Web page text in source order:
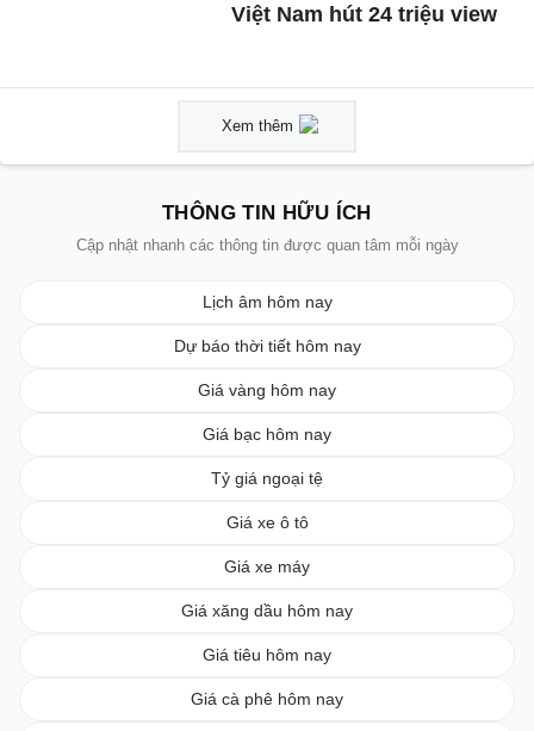
Việt Nam hút 24 triệu view
Xem thêm
THÔNG TIN HỮU ÍCH
Cập nhật nhanh các thông tin được quan tâm mỗi ngày
Lịch âm hôm nay
Dự báo thời tiết hôm nay
Giá vàng hôm nay
Giá bạc hôm nay
Tỷ giá ngoại tệ
Giá xe ô tô
Giá xe máy
Giá xăng dầu hôm nay
Giá tiêu hôm nay
Giá cà phê hôm nay